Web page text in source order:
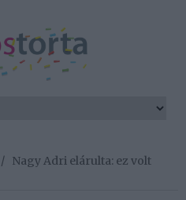
/ Nagy Adri elárulta: ez volt